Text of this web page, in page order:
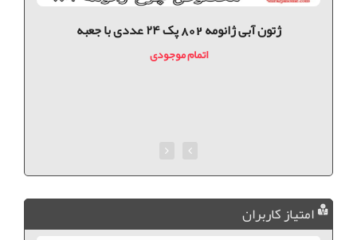
ژتون آبی ژانومه 802 پک ۲۴ عددی با جعبه
اتمام موجودی
امتیاز کاربران